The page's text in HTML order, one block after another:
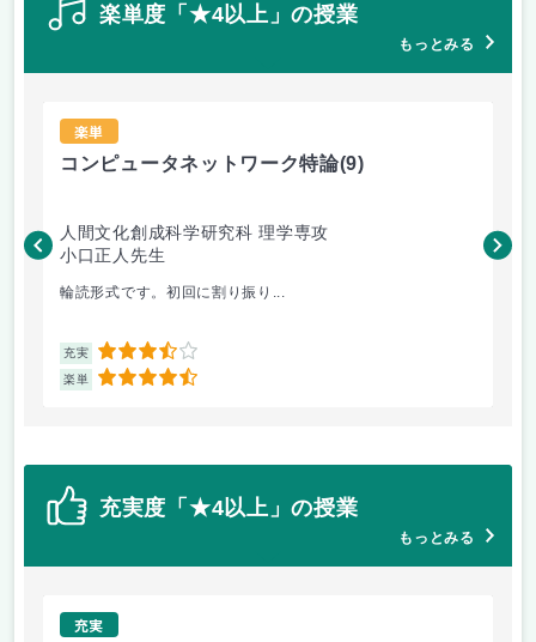
楽単度「★4以上」の授業
もっとみる
楽単
コンピュータネットワーク特論(9)
人間文化創成科学研究科 理学専攻
小口正人先生
輪読形式です。初回に割り振り...
充実 3.5
楽単 4.5
森
充実度「★4以上」の授業
もっとみる
充実